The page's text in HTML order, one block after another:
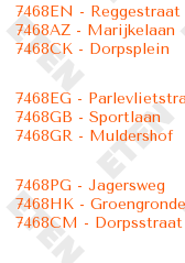
7468EN - Reggestraat
7468AZ - Marijkelaan
7468CK - Dorpsplein
7468EG -
7468GB - Sportlaan
7468GR - Muldershof
7468PG - Jagersweg
7468HK -
7468CM - Dorpsstraat